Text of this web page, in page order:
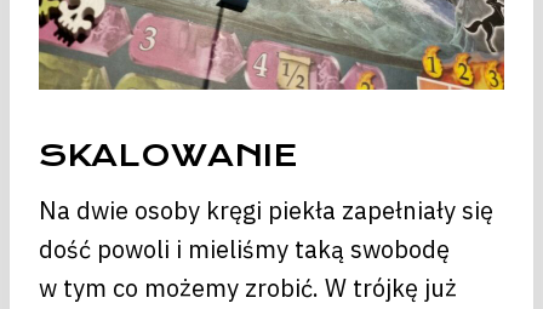
SKALOWANIE
Na dwie osoby kręgi piekła zapełniały się
dość powoli i mieliśmy taką swobodę
w tym co możemy zrobić. W trójkę już